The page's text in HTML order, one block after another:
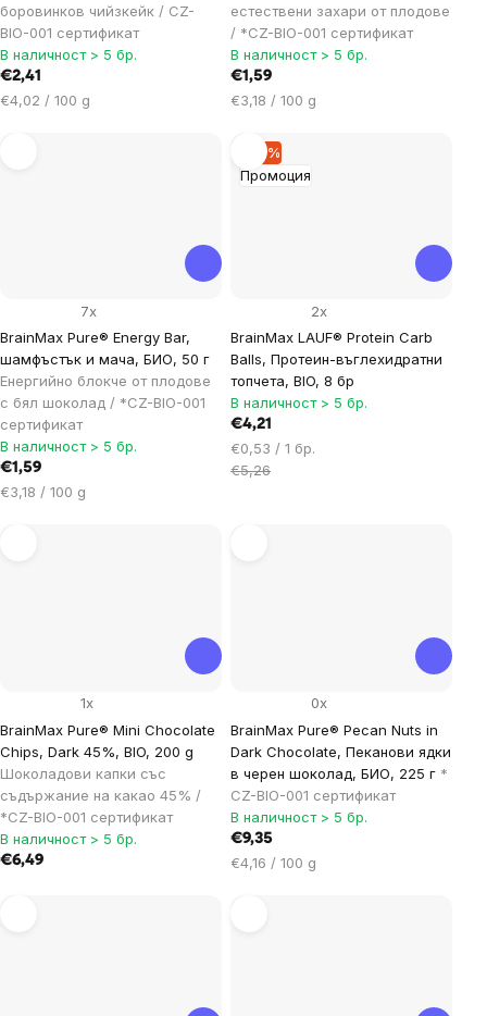
боровинков чийзкейк / CZ-
BIO-001 сертификат
В наличност > 5 бр.
€2,41
Цена
€4,02 / 100 g
естествени захари от плодове
/ *CZ-BIO-001 сертификат
В наличност > 5 бр.
€1,59
Цена
мярка:
€3,18 / 100 g
BrainMax Pure® Energy Bar,
шамфъстък и мача, БИО, 50 г
Енергийно блокче от плодове
с бял шоколад / *CZ-BIO-001
сертификат
7x
В наличност > 5 бр.
€1,59
Цена
€3,18 / 100 g
Промоция
–19 %
BrainMax LAUF® Protein Carb
Balls, Протеин-въглехидратни
топчета, BIO, 8 бр
2x
В наличност > 5 бр.
€4,21
Цена
за
€0,53 / 1 бр.
€5,26
BrainMax Pure® Mini Chocolate
Chips, Dark 45%, BIO, 200 g
Шоколадови капки със
съдържание на какао 45% /
*CZ-BIO-001 сертификат
1x
В наличност > 5 бр.
€6,49
BrainMax Pure® Pecan Nuts in
Dark Chocolate, Пеканови ядки
в черен шоколад, БИО, 225 г *
CZ-BIO-001 сертификат
0x
В наличност > 5 бр.
€9,35
Цена
€4,16 / 100 g